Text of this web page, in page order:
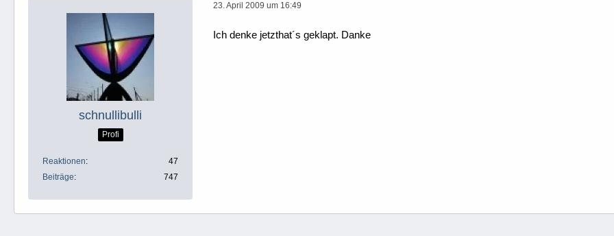
schnullibulli
Profi
Reaktionen
47
Beiträge
747
23. April 2009 um 16:49
Ich denke jetzthat´s geklapt. Danke